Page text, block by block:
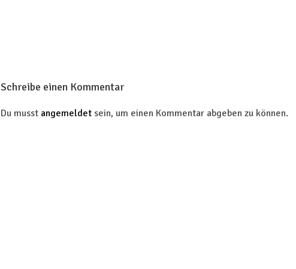
Schreibe einen Kommentar
Du musst angemeldet sein, um einen Kommentar abgeben zu können.